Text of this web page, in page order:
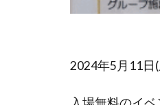
2024年5月11日